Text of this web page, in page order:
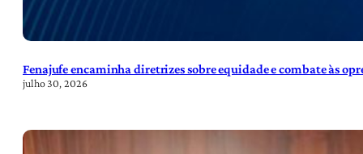
Fenajufe encaminha diretrizes sobre equidade e combate às
julho 30, 2026